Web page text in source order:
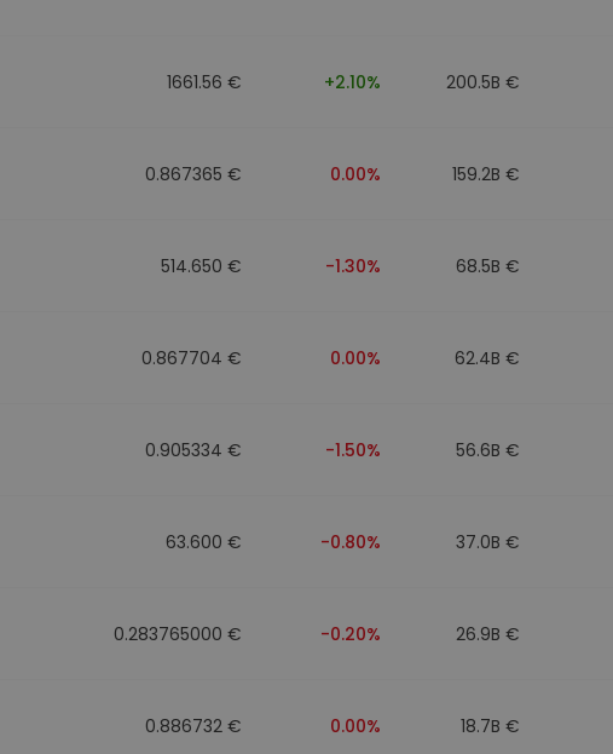
1661.56 € +2.10% 200.5B €
0.867365 € 0.00% 159.2B €
514.650 € -1.30% 68.5B €
0.867704 € 0.00% 62.4B €
0.905334 € -1.50% 56.6B €
63.600 € -0.80% 37.0B €
0.283765000 € -0.20% 26.9B €
0.886732 € 0.00% 18.7B €